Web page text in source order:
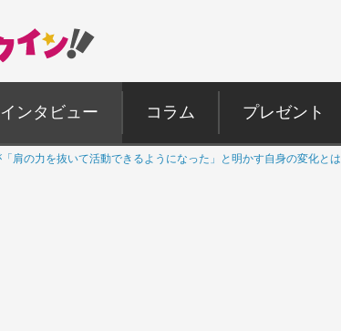
インタビュー コラム プレゼント
肩の力を抜いて活動できるようになった」と明かす自身の変化とは